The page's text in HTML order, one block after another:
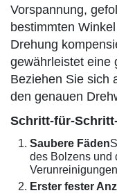
Vorspannung,
bestimmten
Drehung
gewährleistet eine
Beziehen Sie sich
den genauen
Schritt-für-
Saubere Fäden
des Bolzens und
Erster fester